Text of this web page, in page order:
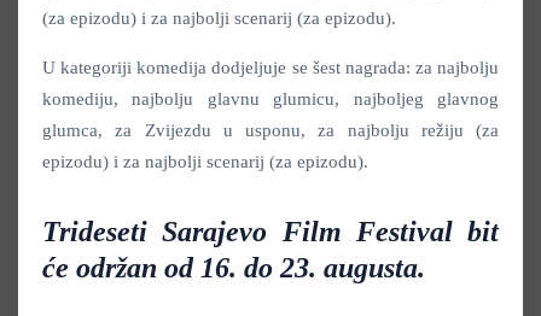
(za epizodu) i za najbolji scenarij (za epizodu).
U kategoriji komedija dodjeljuje se šest nagrada: za najbolju
komediju, najbolju glavnu glumicu, najboljeg glavnog
glumca, za Zvijezdu u usponu, za najbolju režiju (za
epizodu) i za najbolji scenarij (za epizodu).
Trideseti Sarajevo Film Festival bit
će održan od 16. do 23. augusta.